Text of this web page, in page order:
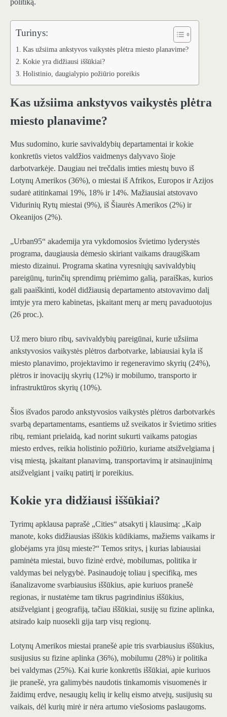
Turinys:
Kas užsiima ankstyvos vaikystės plėtra miesto planavime?
Kokie yra didžiausi iššūkiai?
Holistinio, daugialypio požiūrio poreikis
Kas užsiima ankstyvos vaikystės plėtra
miesto planavime?
Mus sudomino, kurie savivaldybių departamentai ir kokie
konkretūs vietos valdžios vaidmenys dalyvavo šioje
darbotvarkėje. Daugiau nei trečdalis imties miestų buvo iš
Lotynų Amerikos (36%), o miestai iš Afrikos, Europos ir Azijos
sudarė atitinkamai 19%, 18% ir 14%. Mažiausiai atstovavo
Vidurinių Rytų miestai (9%), iš Šiaurės Amerikos (2%) ir
Okeanijos (2%).
„Urban95“ akademija yra vykdomosios švietimo lyderystės
programa, daugiausia dėmesio skiriant vaikams draugiškam
miesto dizainui. Programa skatina vyresniųjų savivaldybių
pareigūnų, turinčių sprendimų priėmimo galią, paraiškas, kurios
gali paaiškinti, kodėl didžiausią departamento atstovavimo dalį
imtyje yra mero kabinetas, įskaitant merų ar merų pavaduotojus
(26 proc.).
Už mero biuro ribų, savivaldybių pareigūnai, kurie užsiima
ankstyvosios vaikystės plėtros darbotvarke, labiausiai kyla iš
miesto planavimo, projektavimo ir regeneravimo skyrių (24%),
plėtros ir inovacijų skyrių (12%) ir mobilumo, transporto ir
infrastruktūros skyrių (10%).
Šios išvados parodo ankstyvosios vaikystės plėtros darbotvarkės
svarbą departamentams, esantiems už sveikatos ir švietimo srities
ribų, remiant prielaidą, kad norint sukurti vaikams patogias
miesto erdves, reikia holistinio požiūrio, kuriame atsižvelgiama į
visą miestą, įskaitant planavimą, transportavimą ir atsinaujinimą
atsižvelgiant į vaikų patirtį ir poreikius.
Kokie yra didžiausi iššūkiai?
Tyrimų apklausa paprašė „Cities“ atsakyti į klausimą: „Kaip
manote, koks didžiausias iššūkis kūdikiams, mažiems vaikams ir
globėjams yra jūsų mieste?“ Temos sritys, į kurias labiausiai
paminėta miestai, buvo fizinė erdvė, mobilumas, politika ir
valdymas bei nelygybė. Pasinaudoję toliau į specifiką, mes
išanalizavome svarbiausius iššūkius, apie kuriuos pranešė
regionas, ir nustatėme tam tikrus pagrindinius iššūkius,
atsižvelgiant į geografiją, tačiau iššūkiai, susiję su fizine aplinka,
atsirado kaip nuosekli gija tarp visų regionų.
Lotynų Amerikos miestai pranešė apie tris svarbiausius iššūkius,
susijusius su fizine aplinka (36%), mobilumu (28%) ir politika
bei valdymas (25%). Kai kurie konkretūs iššūkiai, apie kuriuos
jie pranešė, yra galimybės naudotis tinkamomis visuomenės ir
žaidimų erdve, nesaugių kelių ir kelių eismo atvejų, susijusių su
vaikais, dėl kurių mirė ir nėra artumo viešosioms paslaugoms.